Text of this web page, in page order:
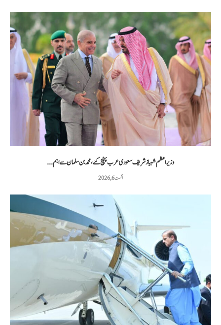
وزیراعظم شہباز شریف سعودی عرب پہنچ گئے، محمد بن سلمان سے اہم...
اگست 6, 2026